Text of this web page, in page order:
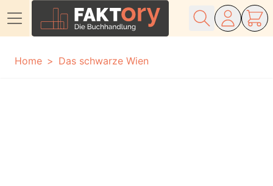
Home
Das schwarze Wien